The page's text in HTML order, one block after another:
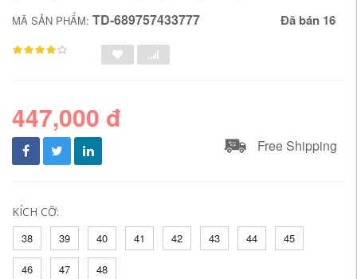
MÃ SẢN PHẨM: TD-689757433777 Đã bán 16
447,000 đ
Free Shipping
KÍCH CỠ:
38
39 40 41 42 43 44 45
46 47 48